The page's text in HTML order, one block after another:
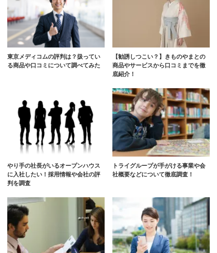
東京メディコムの評判は？扱ってい
る商品や口コミについて調べてみた
【勧誘しつこい？】きものやまとの
商品やサービスから口コミまでを徹
底紹介！
やり手の社長がいるオープンハウス
に入社したい！採用情報や会社の評
判を調査
トライグループが手がける事業や会
社概要などについて徹底調査！